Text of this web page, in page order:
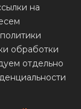
на
обработки
отдельно